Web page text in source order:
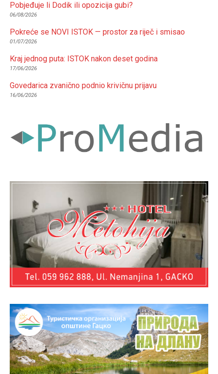
Pobjeđuje li Dodik ili opozicija gubi?
06/08/2026
Pokreće se NOVI ISTOK — prostor za riječ i smisao
01/07/2026
Kraj jednog puta: ISTOK nakon deset godina
17/06/2026
Govedarica zvanično podnio krivičnu prijavu
16/06/2026